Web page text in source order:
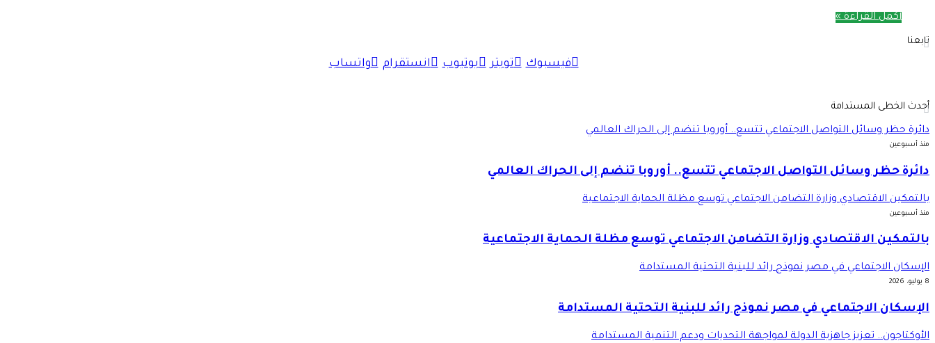
أكمل القراءة »
تابعنا
فيسبوك تويتر يوتيوب انستقرام واتساب
أحدث الخطى المستدامة
دائرة حظر وسائل التواصل الاجتماعي تتسع.. أوروبا تنضم إلى الحراك العالمي
منذ أسبوعين
دائرة حظر وسائل التواصل الاجتماعي تتسع.. أوروبا تنضم إلى الحراك العالمي
بالتمكين الاقتصادي وزارة التضامن الاجتماعي توسع مظلة الحماية الاجتماعية
منذ أسبوعين
بالتمكين الاقتصادي وزارة التضامن الاجتماعي توسع مظلة الحماية الاجتماعية
الإسكان الاجتماعي في مصر نموذج رائد للبنية التحتية المستدامة
8 يوليو، 2026
الإسكان الاجتماعي في مصر نموذج رائد للبنية التحتية المستدامة
الأوكتاجون.. تعزيز جاهزية الدولة لمواجهة التحديات ودعم التنمية المستدامة